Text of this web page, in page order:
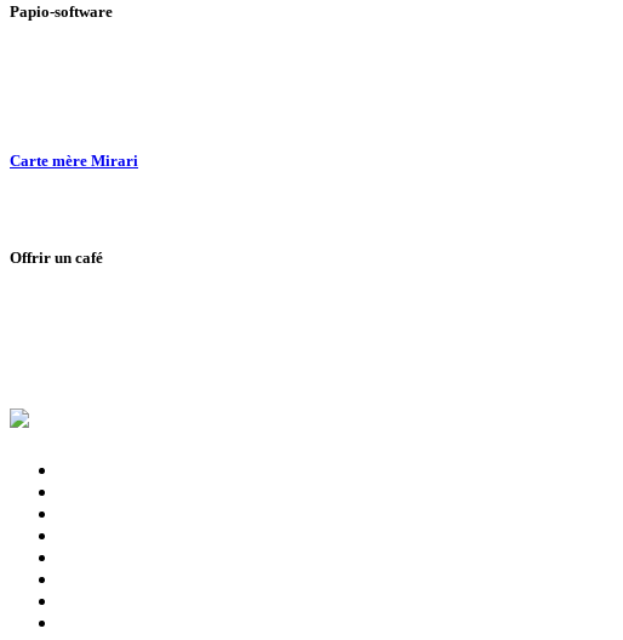
Papio-software
Carte mère Mirari
Offrir un café